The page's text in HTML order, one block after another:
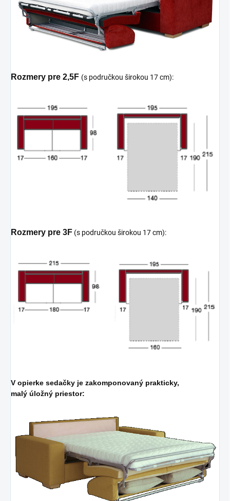
Rozmery pre 2,5F (s područkou širokou 17 cm):
Rozmery pre 3F (s područkou širokou 17 cm):
V opierke sedačky je zakomponovaný prakticky,
malý úložný priestor: